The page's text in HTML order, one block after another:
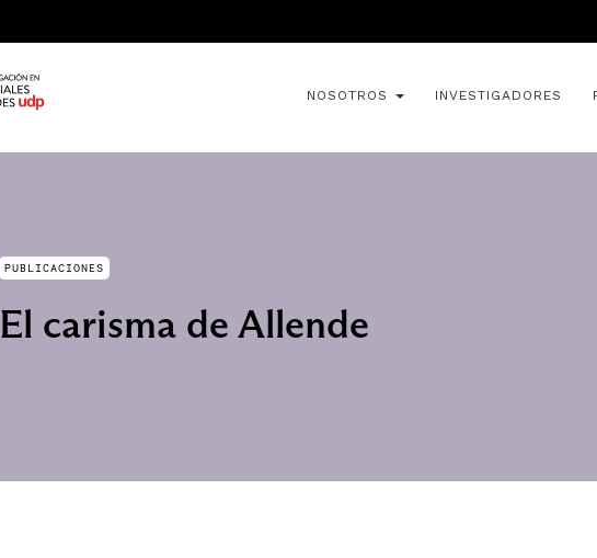
NOSOTROS INVESTIGADORES
PUBLICACIONES
El carisma de Allende